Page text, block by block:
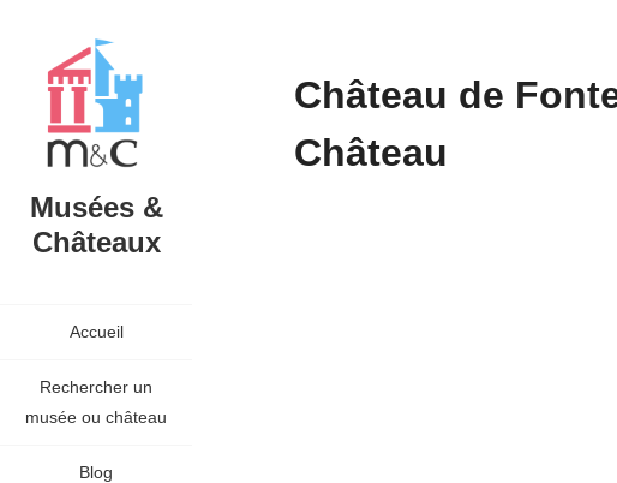
Musées &
Châteaux
Accueil
Rechercher un
musée ou château
Blog
Château de
Château